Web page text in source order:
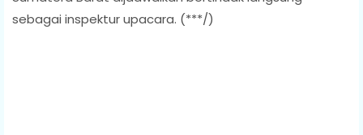
sebagai inspektur upacara. (***/)